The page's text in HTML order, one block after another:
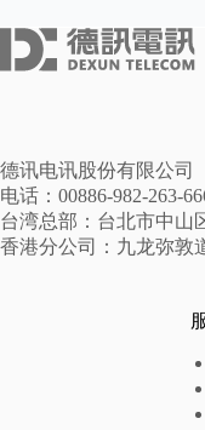
德讯电讯股份有限公司
电话：00886-982-263-
台湾总部：台北市中山
香港分公司：九龙弥敦